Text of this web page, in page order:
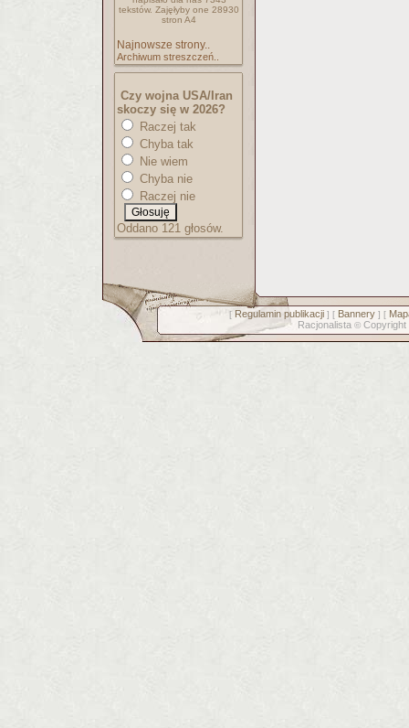
tekstów. Zajęłyby one 28930
stron A4
Najnowsze strony..
Archiwum streszczeń..
Czy wojna USA/Iran
skoczy się w 2026?
Raczej tak
Chyba tak
Nie wiem
Chyba nie
Raczej nie
Oddano 121 głosów.
[ Regulamin publikacji] [ Bannery] [
Racjonalista © Copyright